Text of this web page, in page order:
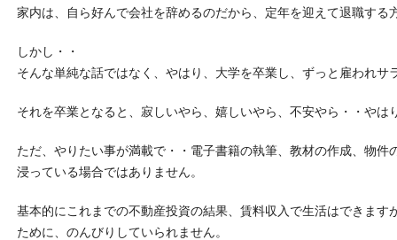
家内は、自ら好んで会社を辞めるのだから、定年を迎えて退職する
しかし・・
そんな単純な話ではなく、やはり、大学を卒業し、ずっと雇われサ
それを卒業となると、寂しいやら、嬉しいやら、不安やら・・やは
ただ、やりたい事が満載で・・電子書籍の執筆、教材の作成、物件
浸っている場合ではありません。
基本的にこれまでの不動産投資の結果、賃料収入で生活はできます
ために、のんびりしていられません。